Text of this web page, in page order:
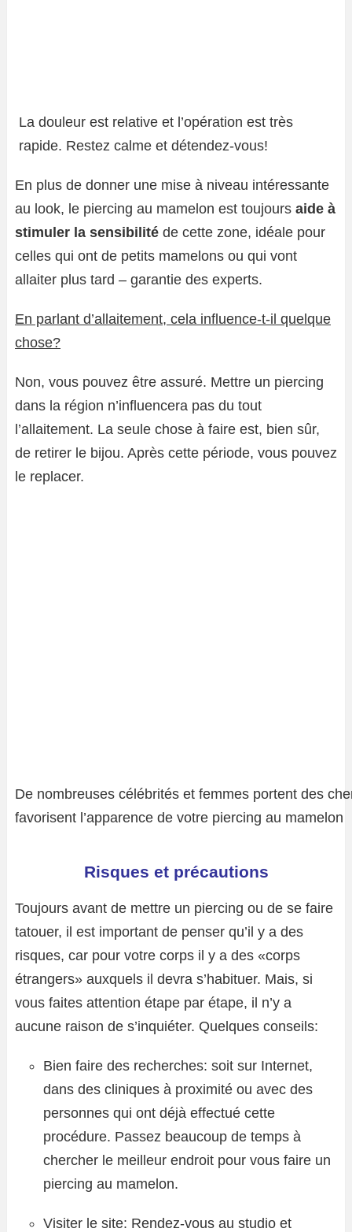
La douleur est relative et l’opération est très
rapide. Restez calme et détendez-vous!
En plus de donner une mise à niveau intéressante
au look, le piercing au mamelon est toujours aide à
stimuler la sensibilité de cette zone, idéale pour
celles qui ont de petits mamelons ou qui vont
allaiter plus tard – garantie des experts.
En parlant d’allaitement, cela influence-t-il quelque
chose?
Non, vous pouvez être assuré. Mettre un piercing
dans la région n’influencera pas du tout
l’allaitement. La seule chose à faire est, bien sûr,
de retirer le bijou. Après cette période, vous pouvez
le replacer.
De nombreuses célébrités et femmes portent des
favorisent l’apparence de votre piercing au mamelon
Risques et précautions
Toujours avant de mettre un piercing ou de se faire
tatouer, il est important de penser qu’il y a des
risques, car pour votre corps il y a des «corps
étrangers» auxquels il devra s’habituer. Mais, si
vous faites attention étape par étape, il n’y a
aucune raison de s’inquiéter. Quelques conseils:
Bien faire des recherches: soit sur Internet,
dans des cliniques à proximité ou avec des
personnes qui ont déjà effectué cette
procédure. Passez beaucoup de temps à
chercher le meilleur endroit pour vous faire un
piercing au mamelon.
Visiter le site: Rendez-vous au studio et